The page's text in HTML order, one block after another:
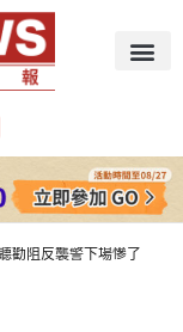
勸阻反襲警下場慘了